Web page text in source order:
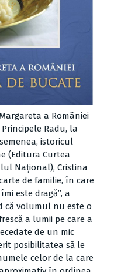
a României
Radu, la
istoricul
(Editura Curtea
Naţional), Cristina
de familie, în care
este dragă”, a
că volumul nu este o
a lumii pe care a
de un mic
posibilitatea să le
celor de la care